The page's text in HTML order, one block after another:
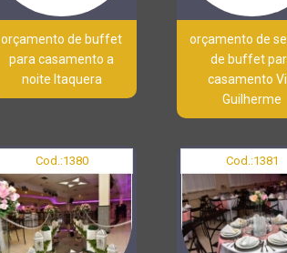
orçamento de buffet
para casamento a
noite Itaquera
orçamento de
de buffet
casamento
Guilherme
Cod.:1380 Cod.:1381